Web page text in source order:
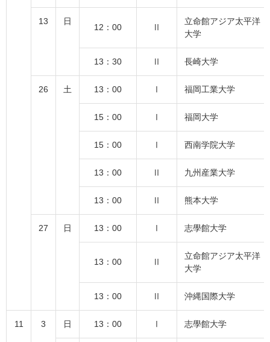
13 日
12：00 Ⅱ
立命館アジア太平洋
大学
13：30 Ⅱ 長崎大学
26 土 13：00 Ⅰ 福岡工業大学
15：00 Ⅰ 福岡大学
15：00 Ⅰ 西南学院大学
13：00 Ⅱ 九州産業大学
13：00 Ⅱ 熊本大学
27 日 13：00 Ⅰ 志學館大学
13：00 Ⅱ
立命館アジア太平洋
大学
13：00 Ⅱ 沖縄国際大学
11 3 日 13：00 Ⅰ 志學館大学